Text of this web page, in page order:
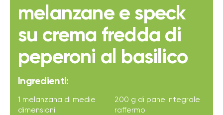
melanzane e speck
su crema fredda di
peperoni al basilico
Ingredienti:
1 melanzana di medie
dimensioni
200 g di pane integrale
raffermo